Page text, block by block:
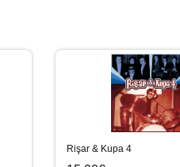
Rişar & Kupa 4